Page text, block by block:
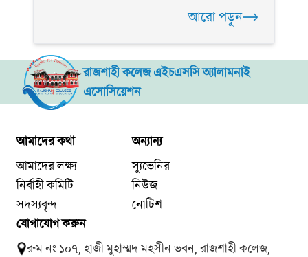
আরো পড়ুন
রাজশাহী কলেজ এইচএসসি অ্যালামনাই
এসোসিয়েশন
আমাদের কথা
আমাদের লক্ষ্য
নির্বাহী কমিটি
সদস্যবৃন্দ
অন্যান্য
স্যুভেনির
নিউজ
নোটিশ
যোগাযোগ করুন
রুম নং ১০৭, হাজী মুহাম্মদ মহসীন ভবন, রাজশাহী কলেজ,